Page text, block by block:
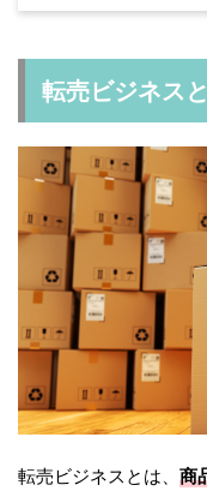
転売ビジネス
転売ビジネスとは、 商